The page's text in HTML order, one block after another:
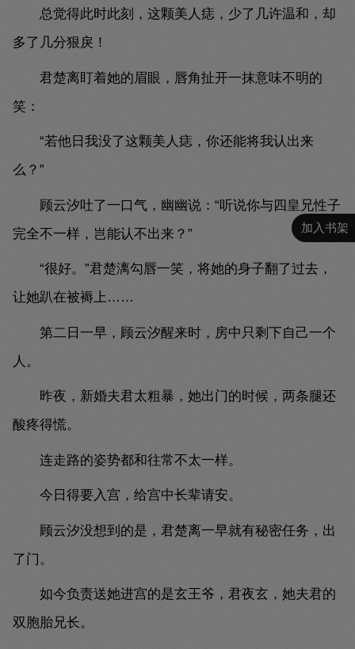
加入书架
总觉得此时此刻，这颗美人痣，少了几许温和，却
多了几分狠戾！
君楚离盯着她的眉眼，唇角扯开一抹意味不明的
笑：
“若他日我没了这颗美人痣，你还能将我认出来
么？”
顾云汐吐了一口气，幽幽说：“听说你与四皇兄性子
完全不一样，岂能认不出来？”
“很好。”君楚漓勾唇一笑，将她的身子翻了过去，
让她趴在被褥上……
第二日一早，顾云汐醒来时，房中只剩下自己一个
人。
昨夜，新婚夫君太粗暴，她出门的时候，两条腿还
酸疼得慌。
连走路的姿势都和往常不太一样。
今日得要入宫，给宫中长辈请安。
顾云汐没想到的是，君楚离一早就有秘密任务，出
了门。
如今负责送她进宫的是玄王爷，君夜玄，她夫君的
双胞胎兄长。